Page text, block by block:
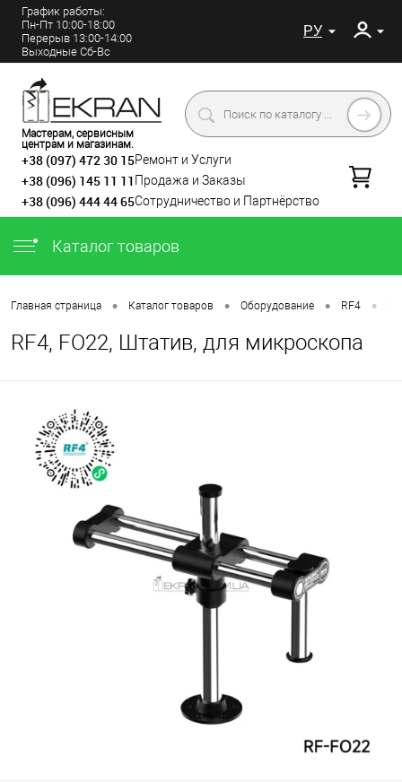
График работы:
Пн-Пт 10:00-18:00
Перерыв 13:00-14:00
Выходные Сб-Вс
РУ
Мастерам, сервисным
центрам и магазинам.
+38 (097) 472 30 15Ремонт и Услуги
+38 (096) 145 11 11 Продажа и Заказы
+38 (096) 444 44 65Сотрудничество и Партнёрство
Каталог товаров
Главная страница • Каталог товаров • Оборудование • RF4 •
RF4, FO22, Штатив, для микроскопа